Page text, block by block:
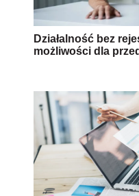
Działalność bez
możliwości dla